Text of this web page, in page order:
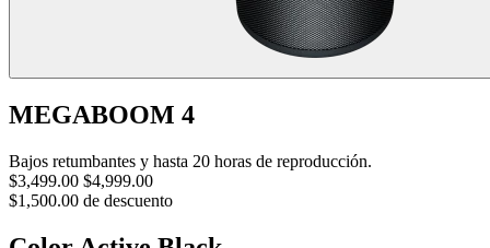
MEGABOOM 4
Bajos retumbantes y hasta 20 horas de reproducción.
$3,499.00 $4,999.00
$1,500.00 de descuento